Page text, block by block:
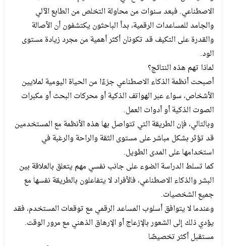
الاصطناعي. فبعد سنوات من محاولة التخلص من الطابع الآلي
والجامد للمساعدات الرقمية، بدأ الباحثون يكتشفون أن الأصالة
والقدرة على التكيف قد تكونان أكثر أهمية من مجرد زيادة مستوى
الود.
لماذا تهم هذه النتائج؟
أصبحت أنظمة الذكاء الاصطناعي جزءًا من الحياة اليومية لملايين
الأشخاص، سواء عبر الهواتف الذكية أو محركات البحث أو مكبرات
الصوت الذكية أو أدوات العمل.
وبالتالي، فإن الطريقة التي تتواصل بها هذه الأنظمة مع المستخدمين
قد تؤثر بشكل مباشر على مستوى الثقة والراحة والرغبة في
استخدامها على المدى الطويل.
كما تسلط الدراسة الضوء على جانب نفسي مهم يتعلق بالعلاقة بين
البشر والذكاء الاصطناعي، فالأفراد لا يتفاعلون بالطريقة نفسها مع
جميع الشخصيات.
وعندما لا يتوافق أسلوب المساعد الرقمي مع توقعات المستخدم، فقد
يؤدي ذلك إلى الشعور بالإزعاج أو الإرهاق الذهني مع مرور الوقت.
مستقبل أكثر تخصيصًا